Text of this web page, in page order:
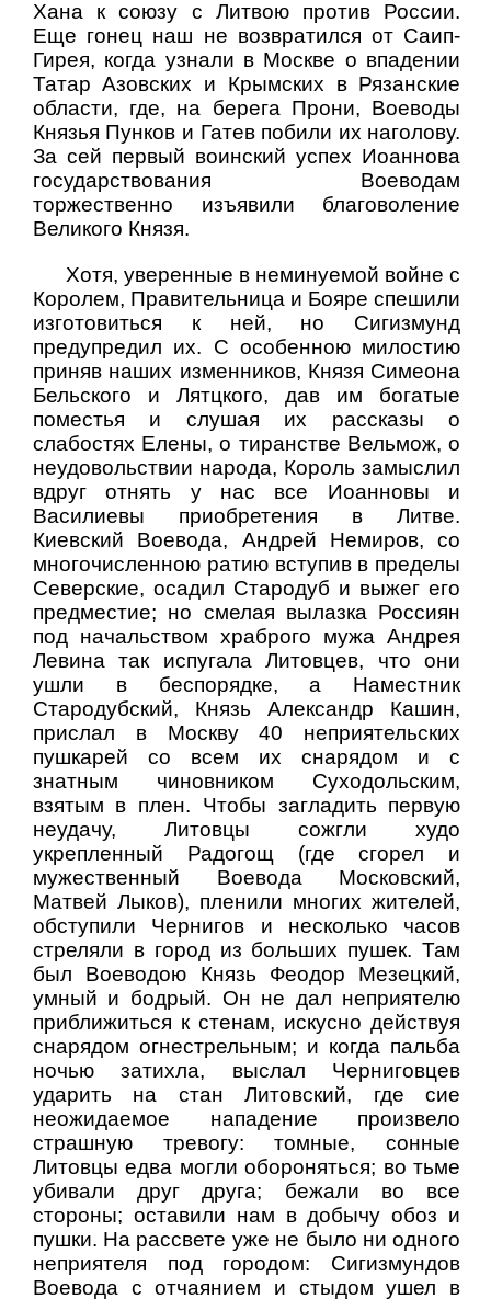
Хана к союзу с Литвою против России.
Еще гонец наш не возвратился от Саип-
Гирея, когда узнали в Москве о впадении
Татар Азовских и Крымских в Рязанские
области, где, на берега Прони, Воеводы
Князья Пунков и Гатев побили их наголову.
За сей первый воинский успех Иоаннова
государствования Воеводам
торжественно изъявили благоволение
Великого Князя.
Хотя, уверенные в неминуемой войне с
Королем, Правительница и Бояре спешили
изготовиться к ней, но Сигизмунд
предупредил их. С особенною милостию
приняв наших изменников, Князя Симеона
Бельского и Лятцкого, дав им богатые
поместья и слушая их рассказы о
слабостях Елены, о тиранстве Вельмож, о
неудовольствии народа, Король замыслил
вдруг отнять у нас все Иоанновы и
Василиевы приобретения в Литве.
Киевский Воевода, Андрей Немиров, со
многочисленною ратию вступив в пределы
Северские, осадил Стародуб и выжег его
предместие; но смелая вылазка Россиян
под начальством храброго мужа Андрея
Левина так испугала Литовцев, что они
ушли в беспорядке, а Наместник
Стародубский, Князь Александр Кашин,
прислал в Москву 40 неприятельских
пушкарей со всем их снарядом и с
знатным чиновником Суходольским,
взятым в плен. Чтобы загладить первую
неудачу, Литовцы сожгли худо
укрепленный Радогощ (где сгорел и
мужественный Воевода Московский,
Матвей Лыков), пленили многих жителей,
обступили Чернигов и несколько часов
стреляли в город из больших пушек. Там
был Воеводою Князь Феодор Мезецкий,
умный и бодрый. Он не дал неприятелю
приближиться к стенам, искусно действуя
снарядом огнестрельным; и когда пальба
ночью затихла, выслал Черниговцев
ударить на стан Литовский, где сие
неожидаемое нападение произвело
страшную тревогу: томные, сонные
Литовцы едва могли обороняться; во тьме
убивали друг друга; бежали во все
стороны; оставили нам в добычу обоз и
пушки. На рассвете уже не было ни одного
неприятеля под городом: Сигизмундов
Воевода с отчаянием и стыдом ушел в